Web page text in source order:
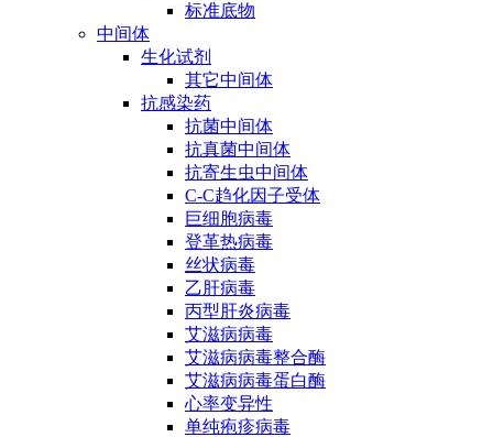
标准底物
中间体
生化试剂
其它中间体
抗感染药
抗菌中间体
抗真菌中间体
抗寄生虫中间体
C-C趋化因子受体
巨细胞病毒
登革热病毒
丝状病毒
乙肝病毒
丙型肝炎病毒
艾滋病病毒
艾滋病病毒整合酶
艾滋病病毒蛋白酶
心率变异性
单纯疱疹病毒